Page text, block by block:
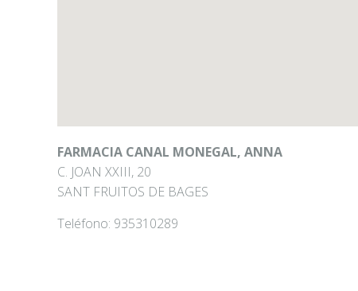
FARMACIA CANAL MONEGAL, ANNA
C. JOAN XXIII, 20
SANT FRUITOS DE BAGES
Teléfono: 935310289